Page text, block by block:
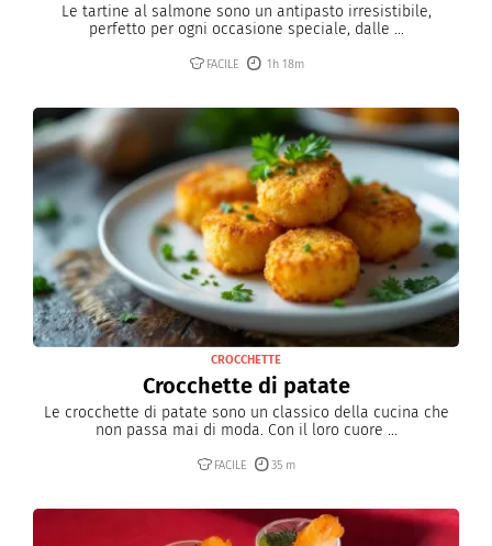
Le tartine al salmone sono un antipasto irresistibile,
perfetto per ogni occasione speciale, dalle ...
FACILE 1h 18m
CROCCHETTE
Crocchette di patate
Le crocchette di patate sono un classico della cucina che
non passa mai di moda. Con il loro cuore ...
FACILE 35 m